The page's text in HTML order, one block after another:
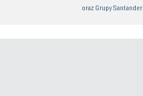
oraz Grupy Santander.